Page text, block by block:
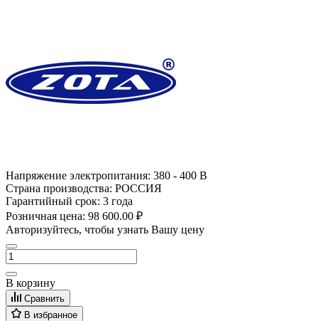
Напряжение электропитания: 380 - 400 В
Страна производства: РОССИЯ
Гарантийный срок: 3 года
Розничная цена: 98 600.00 ₽
Авторизуйтесь, чтобы узнать Вашу цену
В корзину
Сравнить
В избранное